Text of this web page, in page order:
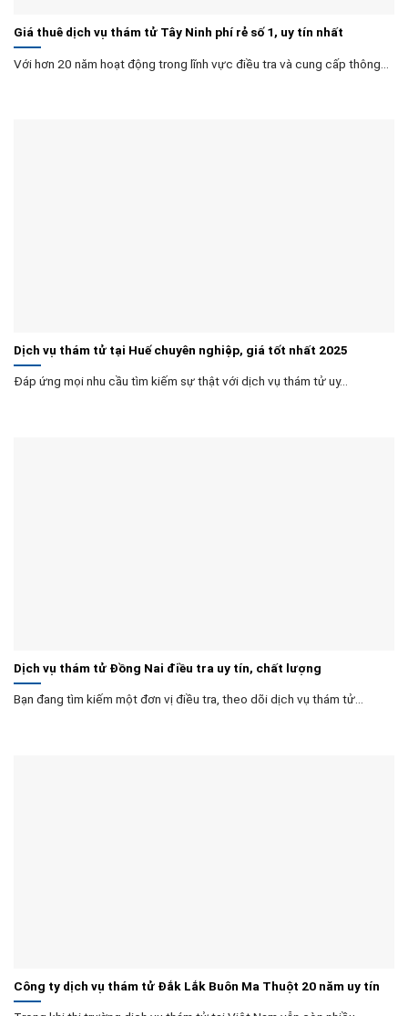
Giá thuê dịch vụ thám tử Tây Ninh phí rẻ số 1, uy tín nhất
Với hơn 20 năm hoạt động trong lĩnh vực điều tra và cung cấp thông...
Dịch vụ thám tử tại Huế chuyên nghiệp, giá tốt nhất 2025
Đáp ứng mọi nhu cầu tìm kiếm sự thật với dịch vụ thám tử uy...
Dịch vụ thám tử Đồng Nai điều tra uy tín, chất lượng
Bạn đang tìm kiếm một đơn vị điều tra, theo dõi dịch vụ thám tử...
Công ty dịch vụ thám tử Đắk Lắk Buôn Ma Thuột 20 năm uy tín